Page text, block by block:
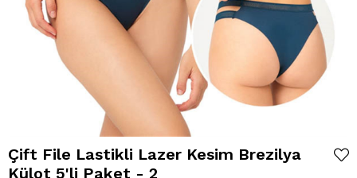
Çift File Lastikli Lazer Kesim Brezilya
Külot 5'li Paket - 2